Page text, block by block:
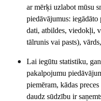
ar mērķi uzlabot mūsu
piedāvājumus: iegādāto
dati, atbildes, viedokļi,
tālrunis vai pasts),
Lai iegūtu statistiku,
pakalpojumu
piemēram, kādas
daudz sūdzību ir